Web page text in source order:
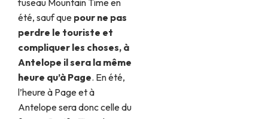
été, sauf que pour ne pas
perdre le touriste et
compliquer les choses, à
Antelope il sera la même
heure qu’à Page. En été,
l’heure à Page et à
Antelope sera donc celle du